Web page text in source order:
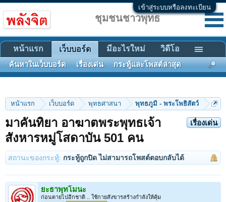
เข้าสู่ระบบหรือลงทะเบียน
หน้าแรก เว็บบอร์ด พุทธศาสนา พุทธภูมิ - พระโพธิสัตว์
เรื่องเด่น
มาคันทิยา อาฆาตพระพุทธเจ้า
สังหารหมู่โสดาบัน 501 คน
สถานะของกระทู้: กระทู้ถูกปิด ไม่สามารถโพสต์ตอบกลับได้
ยะธาพุทโมนะ
ก่อนตายไปอีกชาติ .. ใช้กายสังขารสร้างกำลังให้คุ้ม
ชุมชนชาวพุทธ
หน้าแรก เว็บบอร์ด
ค้นหาในเว็บบอร์ด เรื่องเด่น กระทู้และโพสต์ล่าสุด
มีอะไรใหม่ วิดีโอ